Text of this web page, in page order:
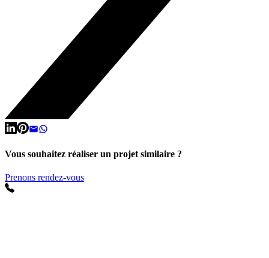
Vous souhaitez réaliser un projet similaire ?
Prenons rendez-vous